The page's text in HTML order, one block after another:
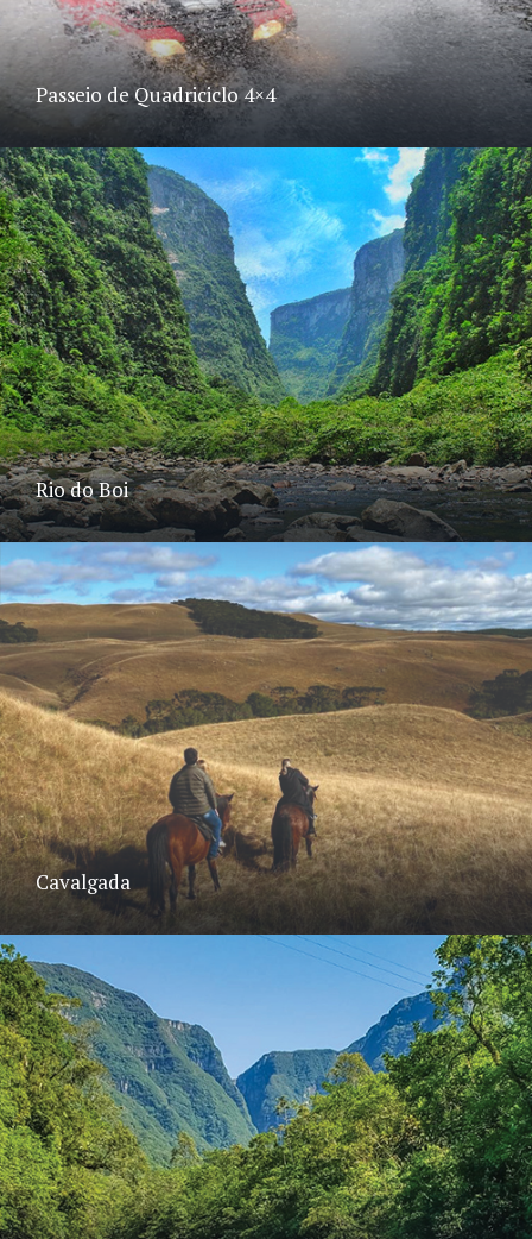
Passeio de Quadriciclo 4×4
Rio do Boi
Cavalgada